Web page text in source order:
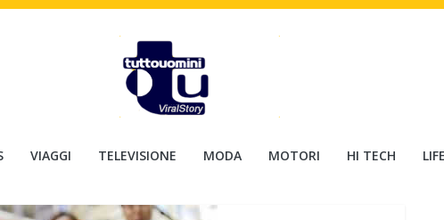
VIAGGI TELEVISIONE MODA MOTORI HI TECH